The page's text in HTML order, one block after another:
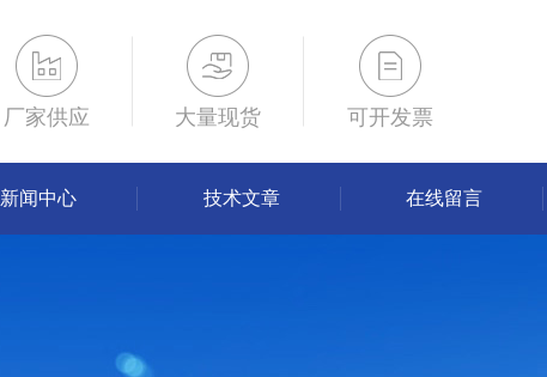
厂家供应 大量现货 可开发票
新闻中心 技术文章 在线留言